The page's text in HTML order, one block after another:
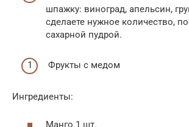
шпажку: виноград, апельсин,
сделаете нужное количество,
сахарной пудрой.
Фрукты с медом
Ингредиенты:
Манго 1 шт.